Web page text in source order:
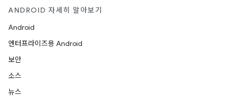
ANDROID 자세히 알아보기
Android
엔터프라이즈용 Android
보안
소스
뉴스